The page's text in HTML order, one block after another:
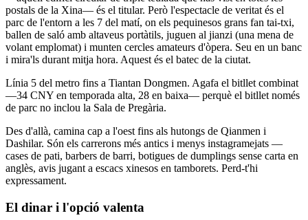
postals de la Xina— és el titular. Però l'espectacle de veritat és el
parc de l'entorn a les 7 del matí, on els pequinesos grans fan tai-txi,
ballen de saló amb altaveus portàtils, juguen al jianzi (una mena de
volant emplomat) i munten cercles amateurs d'òpera. Seu en un banc
i mira'ls durant mitja hora. Aquest és el batec de la ciutat.
Línia 5 del metro fins a Tiantan Dongmen. Agafa el bitllet combinat
—34 CNY en temporada alta, 28 en baixa— perquè el bitllet només
de parc no inclou la Sala de Pregària.
Des d'allà, camina cap a l'oest fins als hutongs de Qianmen i
Dashilar. Són els carrerons més antics i menys instagramejats —
cases de pati, barbers de barri, botigues de dumplings sense carta en
anglès, avis jugant a escacs xinesos en tamborets. Perd-t'hi
expressament.
El dinar i l'opció valenta